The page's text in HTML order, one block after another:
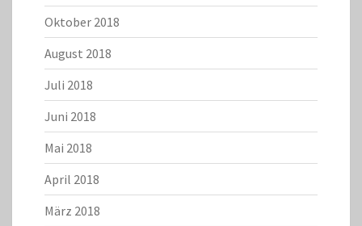
Oktober 2018
August 2018
Juli 2018
Juni 2018
Mai 2018
April 2018
März 2018